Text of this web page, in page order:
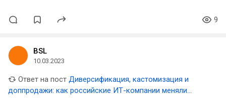
9
BSL
10.03.2023
Ответ на пост Диверсификация, кастомизация и
доппродажи: как российские ИТ-компании меняли